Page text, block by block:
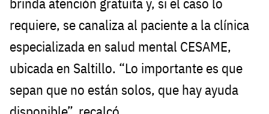
requiere, se canaliza al paciente a la clínica
especializada en salud mental CESAME,
ubicada en Saltillo. “Lo importante es que
sepan que no están solos, que hay ayuda